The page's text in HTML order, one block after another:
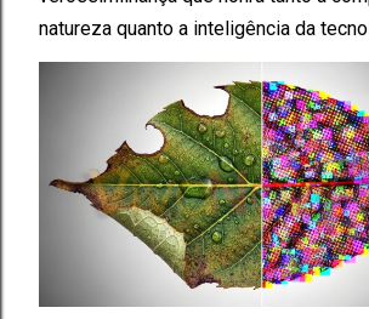
natureza quanto a inteligência da